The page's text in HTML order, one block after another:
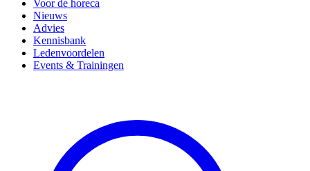
Voor de horeca
Nieuws
Advies
Kennisbank
Ledenvoordelen
Events & Trainingen